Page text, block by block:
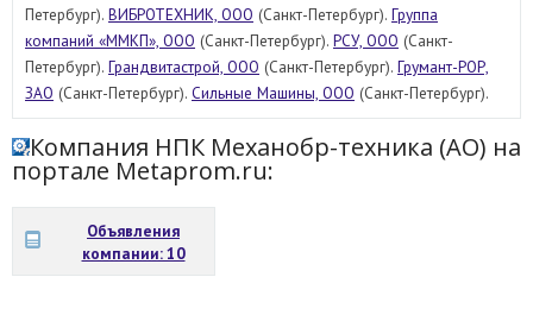
Петербург). ВИБРОТЕХНИК, ООО (Санкт-Петербург). Группа
компаний «ММКП», ООО (Санкт-Петербург). РСУ, ООО (Санкт-
Петербург). Грандвитастрой, ООО (Санкт-Петербург). Грумант-РОР,
ЗАО (Санкт-Петербург). Сильные Машины, ООО (Санкт-Петербург).
Компания НПК Механобр-техника (АО) на
портале Metaprom.ru:
Объявления
компании: 10